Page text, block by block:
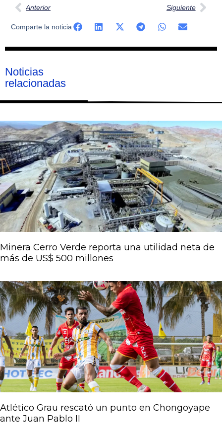
Anterior Siguiente
Comparte la noticia
Noticias
relacionadas
Minera Cerro Verde reporta una utilidad neta de
más de US$ 500 millones
Atlético Grau rescató un punto en Chongoyape
ante Juan Pablo II
Página
Página
Página
Página
Página